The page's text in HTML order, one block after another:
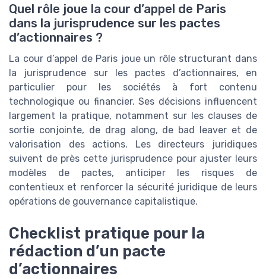
Quel rôle joue la cour d’appel de Paris
dans la jurisprudence sur les pactes
d’actionnaires ?
La cour d’appel de Paris joue un rôle structurant dans
la jurisprudence sur les pactes d’actionnaires, en
particulier pour les sociétés à fort contenu
technologique ou financier. Ses décisions influencent
largement la pratique, notamment sur les clauses de
sortie conjointe, de drag along, de bad leaver et de
valorisation des actions. Les directeurs juridiques
suivent de près cette jurisprudence pour ajuster leurs
modèles de pactes, anticiper les risques de
contentieux et renforcer la sécurité juridique de leurs
opérations de gouvernance capitalistique.
Checklist pratique pour la
rédaction d’un pacte
d’actionnaires